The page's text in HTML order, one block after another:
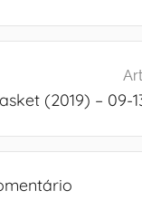
(2019) – 09-